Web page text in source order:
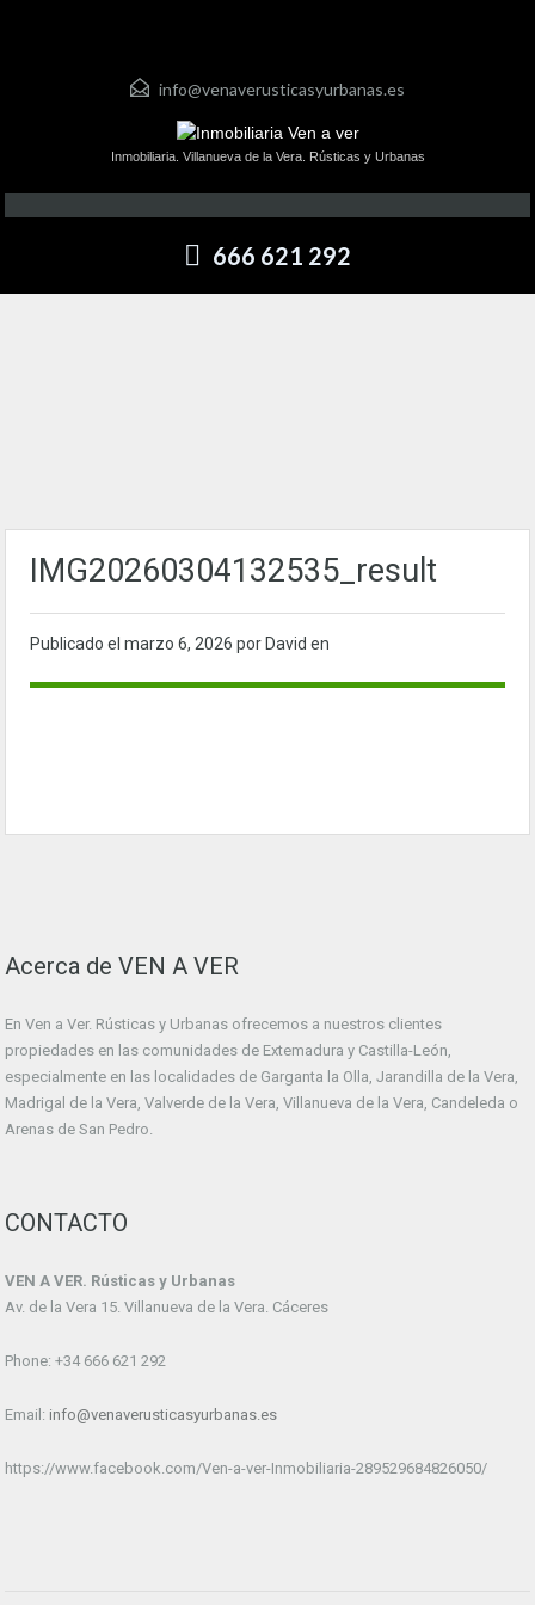
info@venaverusticasyurbanas.es
Inmobiliaria. Villanueva de la Vera. Rústicas y Urbanas
666 621 292
IMG20260304132535_result
Publicado el marzo 6, 2026 por David en
Acerca de VEN A VER
En Ven a Ver. Rústicas y Urbanas ofrecemos a nuestros clientes
propiedades en las comunidades de Extemadura y Castilla-León,
especialmente en las localidades de Garganta la Olla, Jarandilla de la Vera,
Madrigal de la Vera, Valverde de la Vera, Villanueva de la Vera, Candeleda o
Arenas de San Pedro.
CONTACTO
VEN A VER. Rústicas y Urbanas
Av. de la Vera 15. Villanueva de la Vera. Cáceres
Phone: +34 666 621 292
Email: info@venaverusticasyurbanas.es
https://www.facebook.com/Ven-a-ver-Inmobiliaria-289529684826050/